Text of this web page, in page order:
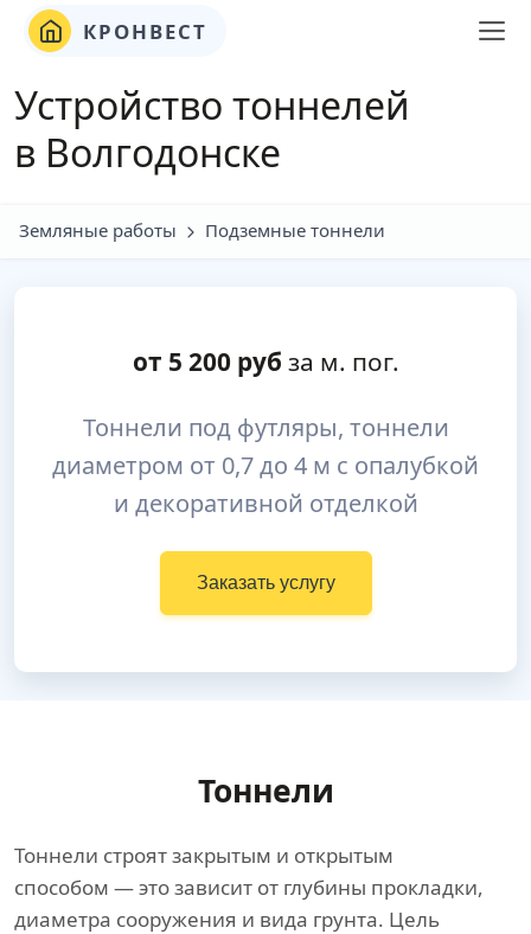
КРОНВЕСТ
Устройство тоннелей
в Волгодонске
Земляные работы Подземные тоннели
от 5 200руб за м. пог.
Тоннели под футляры, тоннели
диаметром от 0,7 до 4 м с опалубкой
и декоративной отделкой
Заказать услугу
Тоннели
Тоннели строят закрытым и открытым
способом — это зависит от глубины прокладки,
диаметра сооружения и вида грунта. Цель